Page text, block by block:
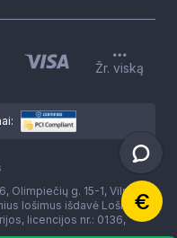
Žr. viską
Olimpiečių g. 15-1, Vilnius,
lošimus išdavė Lošimų
licencijos nr.: 0136,